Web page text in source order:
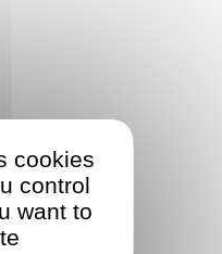
cookies
control
want to